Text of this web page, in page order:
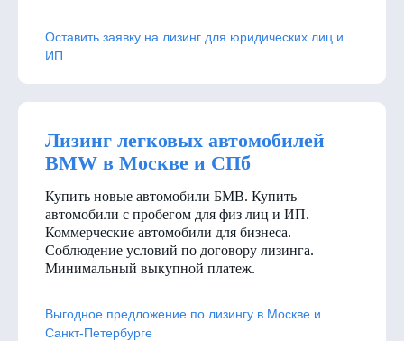
Оставить заявку на лизинг для юридических лиц и
ИП
Лизинг легковых автомобилей
BMW в Москве и СПб
Купить новые автомобили БМВ. Купить
автомобили с пробегом для физ лиц и ИП.
Коммерческие автомобили для бизнеса.
Соблюдение условий по договору лизинга.
Минимальный выкупной платеж.
Выгодное предложение по лизингу в Москве и
Санкт-Петербурге